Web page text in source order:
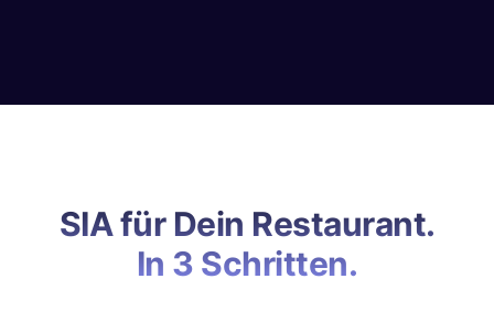
SIA für Dein Restaurant.
In 3 Schritten.